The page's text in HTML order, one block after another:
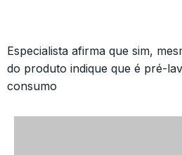
Especialista afirma que sim,
do produto indique que é pré-
consumo